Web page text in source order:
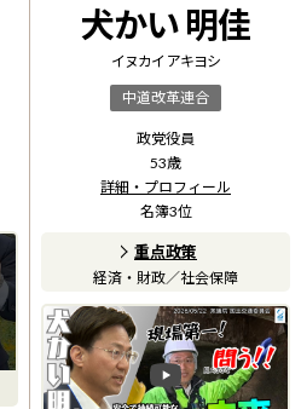
犬かい 明佳
イヌカイ アキヨシ
中道改革連合
政党役員
53歳
詳細・プロフィール
名簿3位
重点政策
経済・財政／社会保障